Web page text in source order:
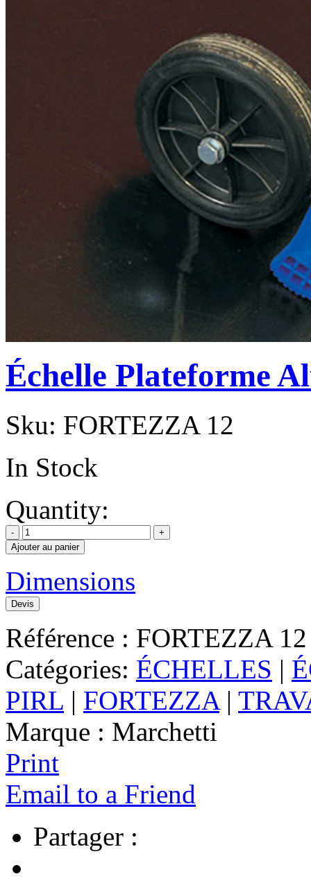
Échelle Plateforme
Sku: FORTEZZA 12
In Stock
Quantity:
Ajouter au panier
Dimensions
Devis
Référence : FORTEZZA 12
Catégories: ÉCHELLES |
PIRL | FORTEZZA|
Marque : Marchetti
Print
Email to a Friend
Partager :